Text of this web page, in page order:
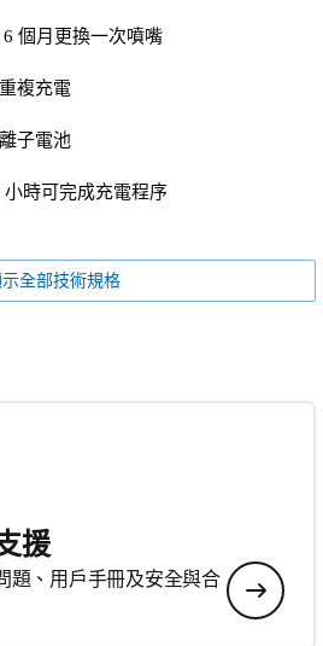
6 個月更換一次噴嘴
複充電
子電池
小時可完成充電程序
全部技術規格
援
題、用戶手冊及安全與合